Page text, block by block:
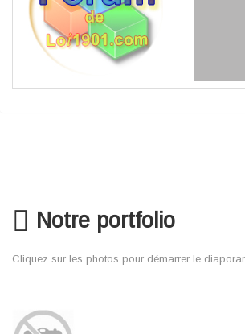
Notre portfolio
Cliquez sur les photos pour démarrer le